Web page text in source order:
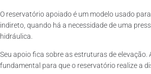
O reservatório apoiado é um modelo usado
indireto, quando há a necessidade de uma
hidráulica.
Seu apoio fica sobre as estruturas de elevação.
fundamental para que o reservatório realize a